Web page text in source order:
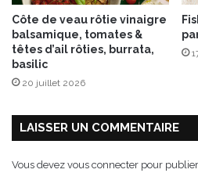
m
e
l
t
i
t
p
Côte de veau rôtie vinaigre
balsamique, tomates &
têtes d’ail rôties, burrata,
basilic
20 juillet 2026
LAISSER UN COMMENTAIRE
Vous devez vous connecter pour